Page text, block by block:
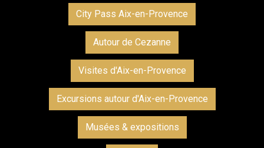
City Pass Aix-en-Provence
Autour de Cezanne
Visites d'Aix-en-Provence
Excursions autour d'Aix-en-Provence
Musées & expositions